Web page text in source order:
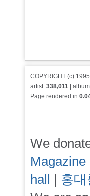
COPYRIGHT (c)
artist: 338,011 |
Page rendered in
We
Magazine
hall | 홍